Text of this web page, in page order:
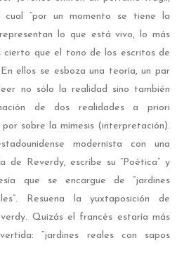
cual “por un momento se tiene la
lo que está vivo, lo más
cierto que el tono de los escritos de
ellos se esboza una teoría, un par
no sólo la realidad sino también
de dos realidades a priori
sobre la mímesis (interpretación).
modernista con una
de Reverdy, escribe su “Poética” y
que se encargue de “jardines
Resuena la yuxtaposición de
Quizás el francés estaría más
“jardines reales con sapos